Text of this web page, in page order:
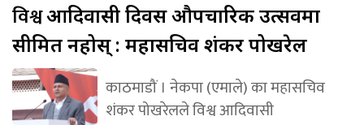
विश्वआदिवासी दिवस औपचारिक उत्सवमा
सीमित नहोस् : महासचिव शंकर पोखरेल
काठमाडौं । नेकपा (एमाले) का महासचिव
शंकर पोखरेलले विश्व आदिवासी